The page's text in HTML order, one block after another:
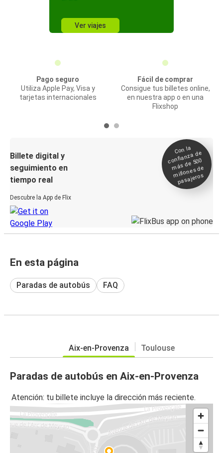
Ver viajes
Pago seguro
Utiliza Apple Pay, Visa y
tarjetas internacionales
Fácil de comprar
Consigue tus billetes online,
en nuestra app o en una
Flixshop
Billete digital y
seguimiento en
tiempo real
Descubre la App de Flix
Con la
confianza de
más de 500
millones de
pasajeros
En esta página
Paradas de autobús FAQ
Aix-en-Provenza Toulouse
Paradas de autobús en Aix-en-Provenza
Atención: tu billete incluye la dirección más reciente.